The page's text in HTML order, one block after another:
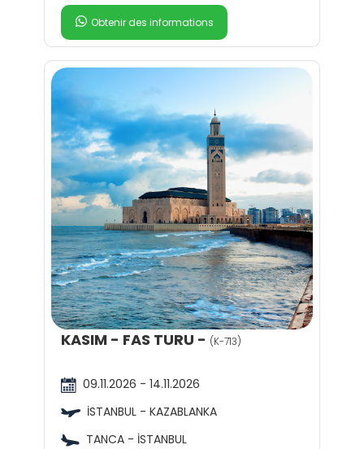
Obtenir des informations
KASIM - FAS TURU - (K-713)
09.11.2026 - 14.11.2026
İSTANBUL - KAZABLANKA
TANCA - İSTANBUL